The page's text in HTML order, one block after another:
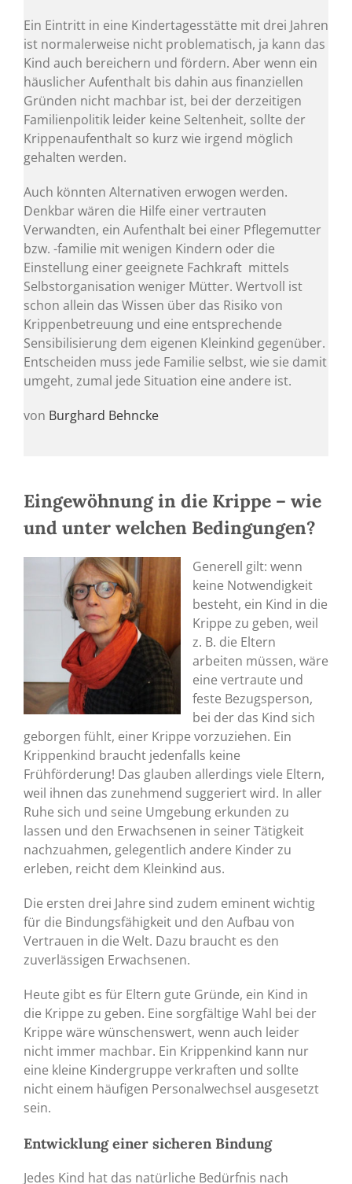
Ein Eintritt in eine Kindertagesstätte mit drei Jahren
ist normalerweise nicht problematisch, ja kann das
Kind auch bereichern und fördern. Aber wenn ein
häuslicher Aufenthalt bis dahin aus finanziellen
Gründen nicht machbar ist, bei der derzeitigen
Familienpolitik leider keine Seltenheit, sollte der
Krippenaufenthalt so kurz wie irgend möglich
gehalten werden.
Auch könnten Alternativen erwogen werden.
Denkbar wären die Hilfe einer vertrauten
Verwandten, ein Aufenthalt bei einer Pflegemutter
bzw. -familie mit wenigen Kindern oder die
Einstellung einer geeignete Fachkraft mittels
Selbstorganisation weniger Mütter. Wertvoll ist
schon allein das Wissen über das Risiko von
Krippenbetreuung und eine entsprechende
Sensibilisierung dem eigenen Kleinkind gegenüber.
Entscheiden muss jede Familie selbst, wie sie damit
umgeht, zumal jede Situation eine andere ist.
von Burghard Behncke
Eingewöhnung in die Krippe – wie
und unter welchen Bedingungen?
Generell gilt: wenn
keine Notwendigkeit
besteht, ein Kind in die
Krippe zu geben, weil
z. B. die Eltern
arbeiten müssen, wäre
eine vertraute und
feste Bezugsperson,
bei der das Kind sich
geborgen fühlt, einer Krippe vorzuziehen. Ein
Krippenkind braucht jedenfalls keine
Frühförderung! Das glauben allerdings viele Eltern,
weil ihnen das zunehmend suggeriert wird. In aller
Ruhe sich und seine Umgebung erkunden zu
lassen und den Erwachsenen in seiner Tätigkeit
nachzuahmen, gelegentlich andere Kinder zu
erleben, reicht dem Kleinkind aus.
Die ersten drei Jahre sind zudem eminent wichtig
für die Bindungsfähigkeit und den Aufbau von
Vertrauen in die Welt. Dazu braucht es den
zuverlässigen Erwachsenen.
Heute gibt es für Eltern gute Gründe, ein Kind in
die Krippe zu geben. Eine sorgfältige Wahl bei der
Krippe wäre wünschenswert, wenn auch leider
nicht immer machbar. Ein Krippenkind kann nur
eine kleine Kindergruppe verkraften und sollte
nicht einem häufigen Personalwechsel ausgesetzt
sein.
Entwicklung einer sicheren Bindung
Jedes Kind hat das natürliche Bedürfnis nach